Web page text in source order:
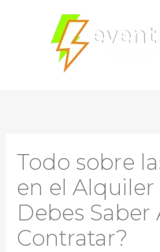
contenido
Todo sobre
en el Alquiler
Debes Saber
Contratar?